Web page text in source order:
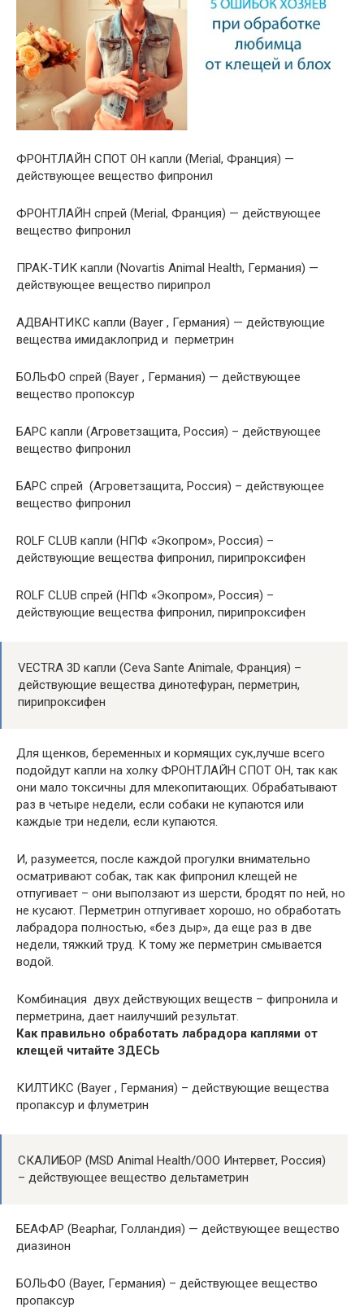
ФРОНТЛАЙН СПОТ ОН капли (Merial, Франция) —
действующее вещество фипронил
ФРОНТЛАЙН спрей (Merial, Франция) — действующее
вещество фипронил
ПРАК-ТИК капли (Novartis Animal Health, Германия) —
действующее вещество пирипрол
АДВАНТИКС капли (Bayer , Германия) — действующие
вещества имидаклоприд и перметрин
БОЛЬФО спрей (Bayer , Германия) — действующее
вещество пропоксур
БАРС капли (Агроветзащита, Россия) – действующее
вещество фипронил
БАРС спрей (Агроветзащита, Россия) – действующее
вещество фипронил
ROLF СLUB капли (НПФ «Экопром», Россия) –
действующие вещества фипронил, пирипроксифен
ROLF СLUB спрей (НПФ «Экопром», Россия) –
действующие вещества фипронил, пирипроксифен
VECTRA 3D капли (Ceva Sante Animale, Франция) –
действующие вещества динотефуран, перметрин,
пирипроксифен
Для щенков, беременных и кормящих сук,лучше всего
подойдут капли на холку ФРОНТЛАЙН СПОТ ОН, так как
они мало токсичны для млекопитающих. Обрабатывают
раз в четыре недели, если собаки не купаются или
каждые три недели, если купаются.
И, разумеется, после каждой прогулки внимательно
осматривают собак, так как фипронил клещей не
отпугивает – они выползают из шерсти, бродят по ней, но
не кусают. Перметрин отпугивает хорошо, но обработать
лабрадора полностью, «без дыр», да еще раз в две
недели, тяжкий труд. К тому же перметрин смывается
водой.
Комбинация двух действующих веществ – фипронила и
перметрина, дает наилучший результат.
Как правильно обработать лабрадора каплями от
клещей читайте ЗДЕСЬ
КИЛТИКС (Bayer , Германия) – действующие вещества
пропаксур и флуметрин
СКАЛИБОР (MSD Animal Health/ООО Интервет, Россия)
– действующее вещество дельтаметрин
БЕАФАР (Beaphar, Голландия) — действующее вещество
диазинон
БОЛЬФО (Bayer, Германия) – действующее вещество
пропаксур